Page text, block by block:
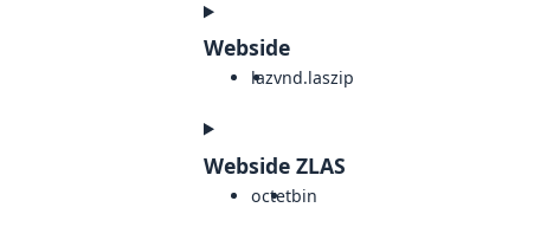
Webside
lazvnd.laszip
Webside ZLAS
octetbin